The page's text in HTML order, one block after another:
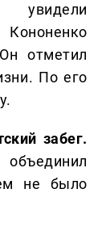
отметил
По его
забег.
объединил
не было